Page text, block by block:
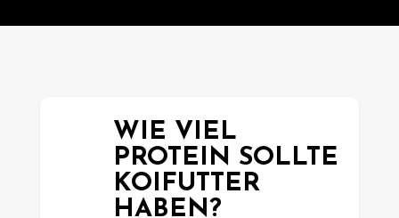
WIE VIEL
PROTEIN SOLLTE
KOIFUTTER
HABEN?